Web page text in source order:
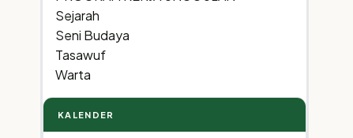
Sejarah
Seni Budaya
Tasawuf
Warta
KALENDER